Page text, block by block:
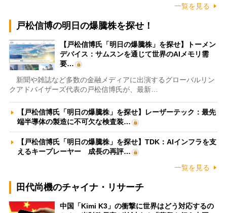
一覧を見る
戸松信博の明日の爆騰株を探せ！
【戸松信博氏「明日の爆騰株」を探せ】トーメン
デバイス：サムスンを通じて世界のAIメモリ需
要…
新聞や雑誌など多数の金融メディアに出演するグローバルリン
クアドバイザーズ代表の戸松信博氏が、最新…
【戸松信博氏「明日の爆騰株」を探せ】レーザーテック：最先
端半導体の製造に不可欠な検査装…
【戸松信博氏「明日の爆騰株」を探せ】TDK：AIインフラを支
えるキープレーヤー 成長の再評…
一覧を見る
田代尚機のチャイナ・リサーチ
中国「Kimi K3」の衝撃に世界はどう対応するの